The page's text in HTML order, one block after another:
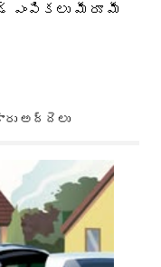
మీరూ మీ
అద్దెలు